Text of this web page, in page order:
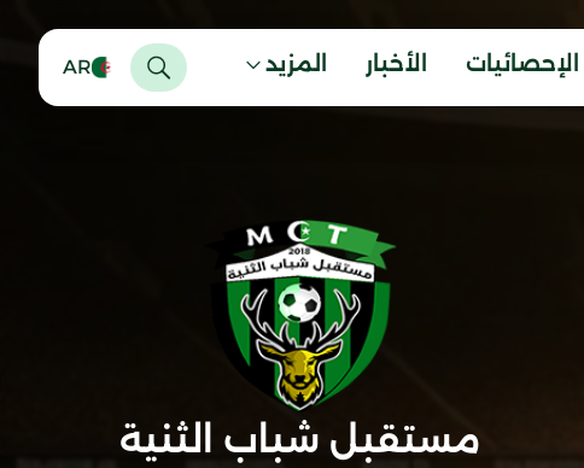
الإحصائيات الأخبار المزيد AR
مستقبل شباب الثنية